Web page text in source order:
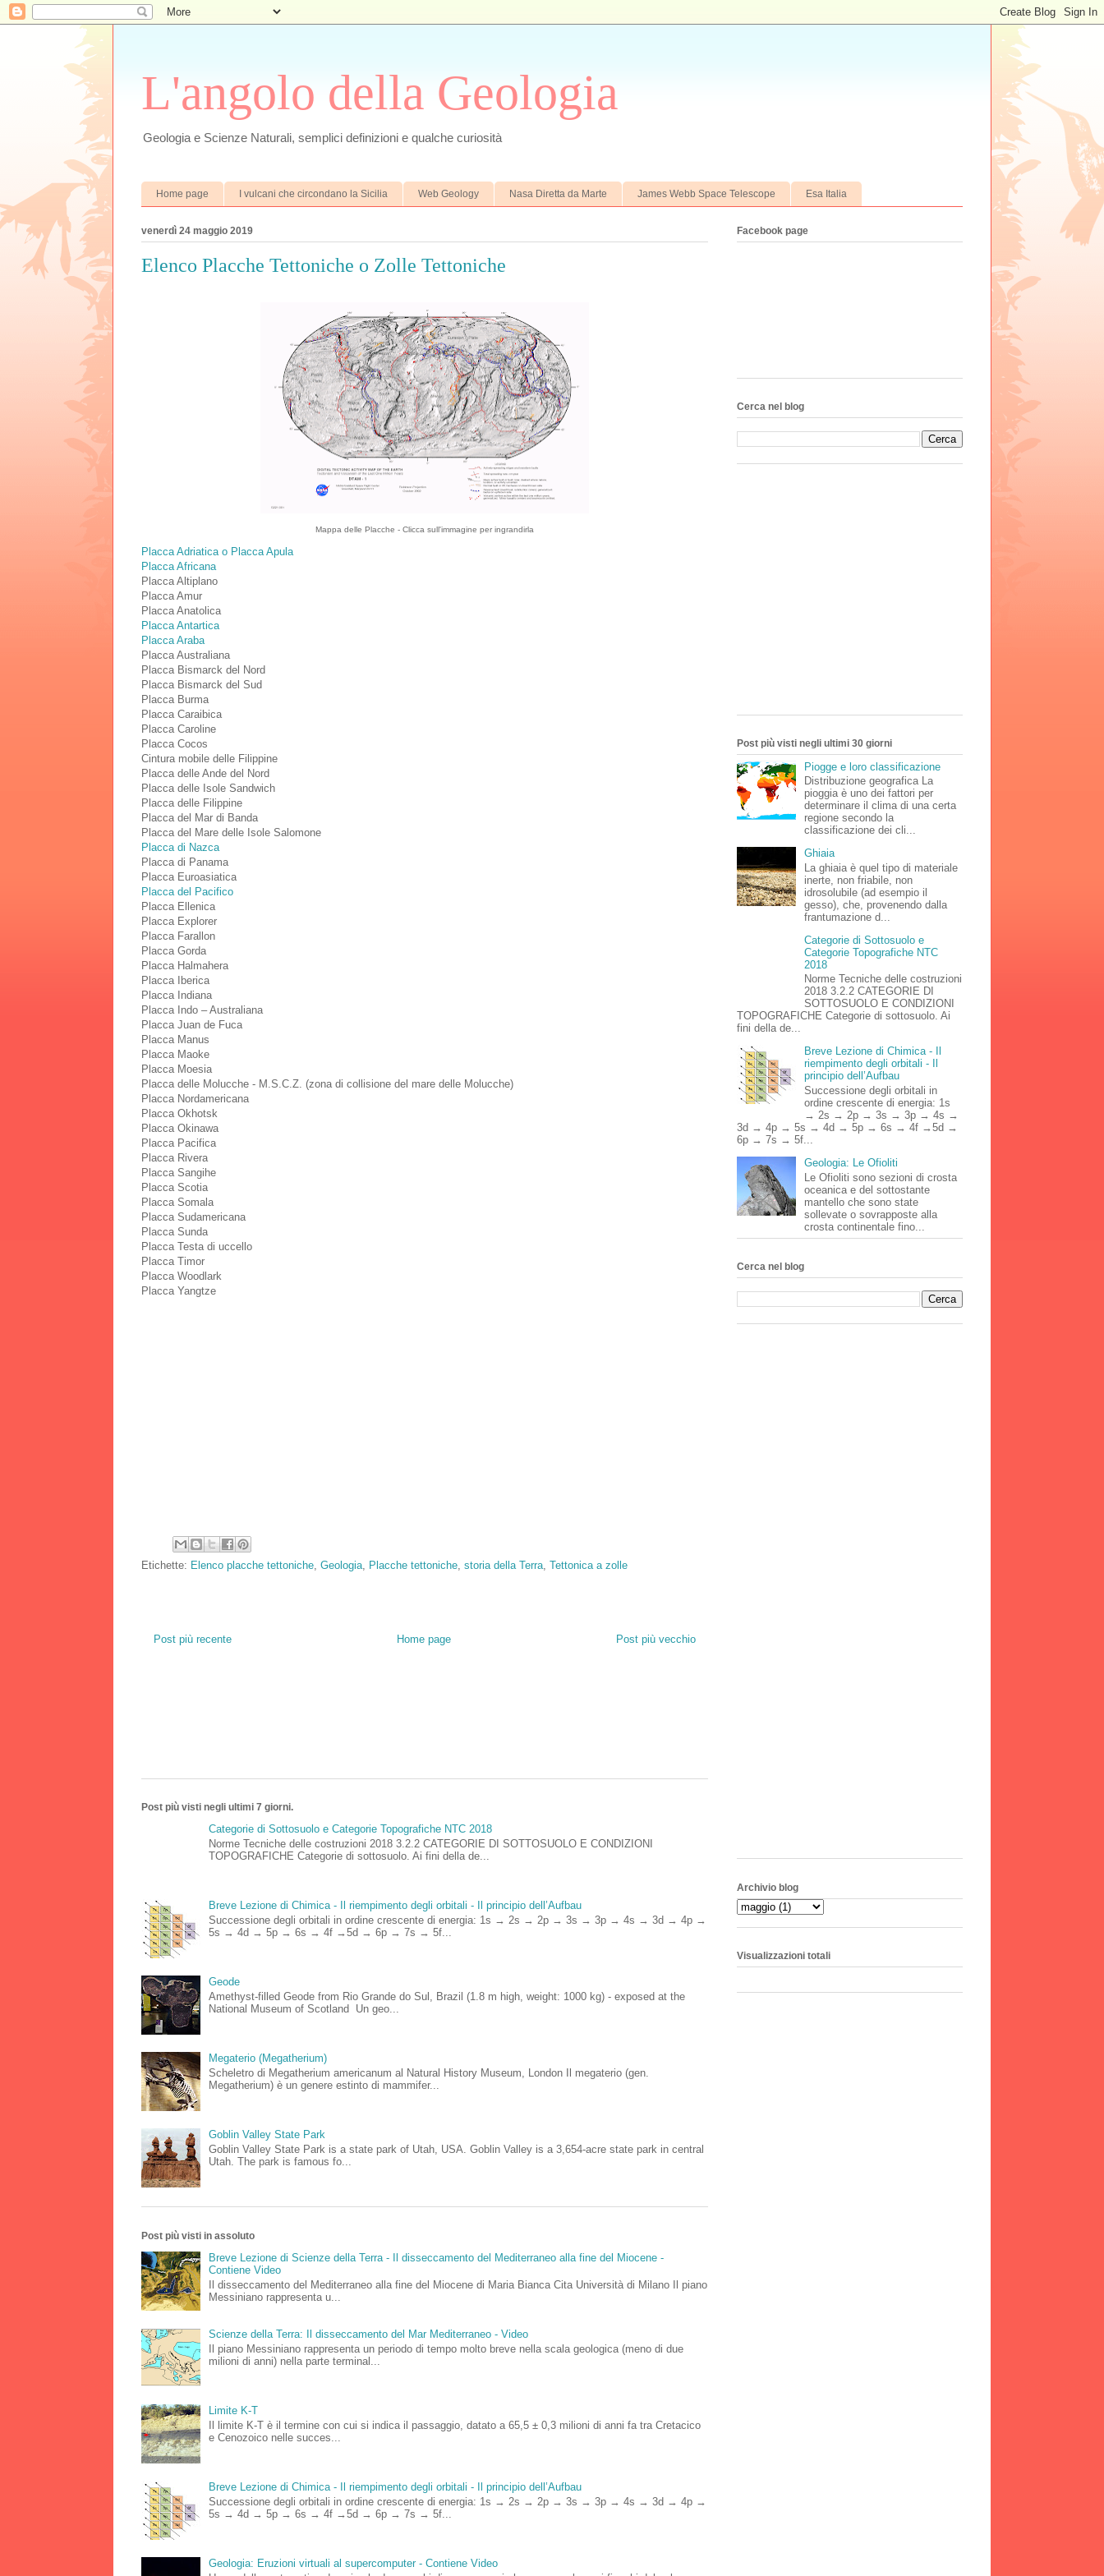
L'angolo della Geologia
Geologia e Scienze Naturali, semplici definizioni e qualche curiosità
Home page I vulcani che circondano la Sicilia Web Geology Nasa Diretta da Marte James Webb Space Telescope Esa Italia
venerdì 24 maggio 2019
Elenco Placche Tettoniche o Zolle Tettoniche
Mappa delle Placche - Clicca sull'immagine per ingrandirla
Placca Adriatica o Placca Apula
Placca Africana
Placca Altiplano
Placca Amur
Placca Anatolica
Placca Antartica
Placca Araba
Placca Australiana
Placca Bismarck del Nord
Placca Bismarck del Sud
Placca Burma
Placca Caraibica
Placca Caroline
Placca Cocos
Cintura mobile delle Filippine
Placca delle Ande del Nord
Placca delle Isole Sandwich
Placca delle Filippine
Placca del Mar di Banda
Placca del Mare delle Isole Salomone
Placca di Nazca
Placca di Panama
Placca Euroasiatica
Placca del Pacifico
Placca Ellenica
Placca Explorer
Placca Farallon
Placca Gorda
Placca Halmahera
Placca Iberica
Placca Indiana
Placca Indo – Australiana
Placca Juan de Fuca
Placca Manus
Placca Maoke
Placca Moesia
Placca delle Molucche - M.S.C.Z. (zona di collisione del mare delle Molucche)
Placca Nordamericana
Placca Okhotsk
Placca Okinawa
Placca Pacifica
Placca Rivera
Placca Sangihe
Placca Scotia
Placca Somala
Placca Sudamericana
Placca Sunda
Placca Testa di uccello
Placca Timor
Placca Woodlark
Placca Yangtze
Etichette: Elenco placche tettoniche Geologia Placche tettoniche storia della Terra Tettonica a zolle
Post più recente Post più vecchio
Home page
Post più visti negli ultimi 7 giorni.
Categorie di Sottosuolo e Categorie Topografiche NTC 2018
Norme Tecniche delle costruzioni 2018 3.2.2 CATEGORIE DI SOTTOSUOLO E CONDIZIONI
TOPOGRAFICHE Categorie di sottosuolo. Ai fini della de...
Breve Lezione di Chimica - Il riempimento degli orbitali - Il principio dell’Aufbau
Successione degli orbitali in ordine crescente di energia: 1s → 2s → 2p → 3s → 3p → 4s → 3d → 4p →
5s → 4d → 5p → 6s → 4f →5d → 6p → 7s → 5f...
Geode
Amethyst-filled Geode from Rio Grande do Sul, Brazil (1.8 m high, weight: 1000 kg) - exposed at the
National Museum of Scotland Un geo...
Megaterio (Megatherium)
Scheletro di Megatherium americanum al Natural History Museum, London Il megaterio (gen.
Megatherium) è un genere estinto di mammifer...
Goblin Valley State Park
Goblin Valley State Park is a state park of Utah, USA. Goblin Valley is a 3,654-acre state park in central
Utah. The park is famous fo...
Post più visti in assoluto
Breve Lezione di Scienze della Terra - Il disseccamento del Mediterraneo alla fine del Miocene -
Contiene Video
Il disseccamento del Mediterraneo alla fine del Miocene di Maria Bianca Cita Università di Milano Il piano
Messiniano rappresenta u...
Scienze della Terra: Il disseccamento del Mar Mediterraneo - Video
Il piano Messiniano rappresenta un periodo di tempo molto breve nella scala geologica (meno di due
milioni di anni) nella parte terminal...
Limite K-T
Il limite K-T è il termine con cui si indica il passaggio, datato a 65,5 ± 0,3 milioni di anni fa tra Cretacico
e Cenozoico nelle succes...
Breve Lezione di Chimica - Il riempimento degli orbitali - Il principio dell’Aufbau
Successione degli orbitali in ordine crescente di energia: 1s → 2s → 2p → 3s → 3p → 4s → 3d → 4p →
5s → 4d → 5p → 6s → 4f →5d → 6p → 7s → 5f...
Geologia: Eruzioni virtuali al supercomputer - Contiene Video
Facebook page
Cerca nel blog
Post più visti negli ultimi 30 giorni
Piogge e loro classificazione
Distribuzione geografica La
pioggia è uno dei fattori per
determinare il clima di una certa
regione secondo la
classificazione dei cli...
Ghiaia
La ghiaia è quel tipo di materiale
inerte, non friabile, non
idrosolubile (ad esempio il
gesso), che, provenendo dalla
frantumazione d...
Categorie di Sottosuolo e
Categorie Topografiche NTC
2018
Norme Tecniche delle costruzioni
2018 3.2.2 CATEGORIE DI
SOTTOSUOLO E CONDIZIONI
TOPOGRAFICHE Categorie di sottosuolo. Ai
fini della de...
Breve Lezione di Chimica - Il
riempimento degli orbitali - Il
principio dell’Aufbau
Successione degli orbitali in
ordine crescente di energia: 1s
→ 2s → 2p → 3s → 3p → 4s →
3d → 4p → 5s → 4d → 5p → 6s → 4f →5d →
6p → 7s → 5f...
Geologia: Le Ofioliti
Le Ofioliti sono sezioni di crosta
oceanica e del sottostante
mantello che sono state
sollevate o sovrapposte alla
crosta continentale fino...
Cerca nel blog
Archivio blog
Visualizzazioni totali